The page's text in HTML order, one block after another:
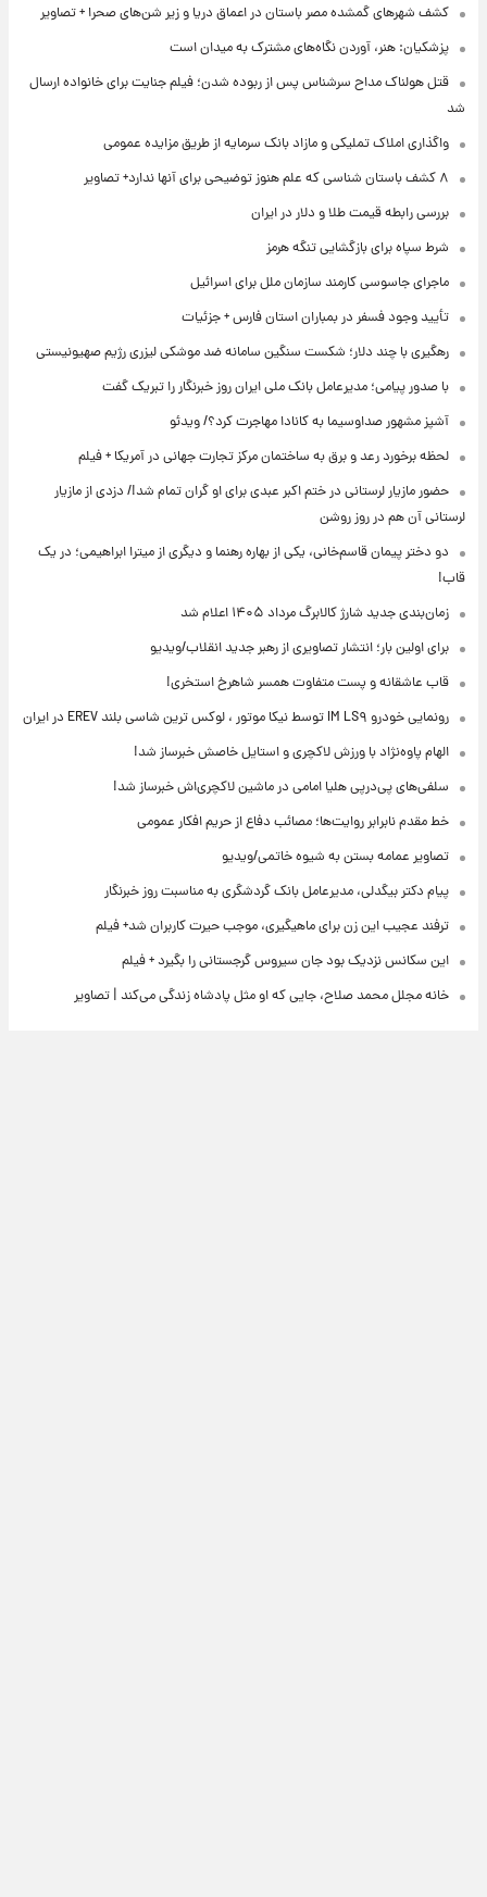
کشف شهرهای گمشده مصر باستان در اعماق دریا و زیر شن‌های صحرا + تصاویر
پزشکیان: هنر، آوردن نگاه‌های مشترک به میدان است
قتل هولناک مداح سرشناس پس از ربوده شدن؛ فیلم جنایت برای خانواده ارسال
شد
واگذاری املاک تملیکی و مازاد بانک سرمایه از طریق مزایده عمومی
۸ کشف باستان شناسی که علم هنوز توضیحی برای آنها ندارد+ تصاویر
بررسی رابطه قیمت طلا و دلار در ایران
شرط سپاه برای بازگشایی تنگه هرمز
ماجرای جاسوسی کارمند سازمان ملل برای اسرائیل
تأیید وجود فسفر در بمباران استان فارس + جزئیات
رهگیری با چند دلار؛ شکست سنگین سامانه ضد موشکی لیزری رژیم صهیونیستی
با صدور پیامی؛ مدیرعامل بانک ملی ایران روز خبرنگار را تبریک گفت
آشپز مشهور صداوسیما به کانادا مهاجرت کرد؟/ ویدئو
لحظه برخورد رعد و برق به ساختمان مرکز تجارت جهانی در آمریکا + فیلم
حضور مازیار لرستانی در ختم اکبر عبدی برای او گران تمام شد!/ دزدی از مازیار
لرستانی آن هم در روز روشن
دو دختر پیمان قاسم‌خانی، یکی از بهاره رهنما و دیگری از میترا ابراهیمی؛ در یک
قاب!
زمان‌بندی جدید شارژ کالابرگ مرداد ۱۴۰۵ اعلام شد
برای اولین بار؛ انتشار تصاویری از رهبر جدید انقلاب/ویدیو
قاب عاشقانه و پست متفاوت همسر شاهرخ استخری!
رونمایی خودرو IM LS۹ توسط نیکا موتور ، لوکس ترین شاسی بلند EREV در ایران
الهام پاوه‌نژاد با ورزش لاکچری و استایل خاصش خبرساز شد!
سلفی‌های پی‌درپی هلیا امامی در ماشین لاکچری‌اش خبرساز شد!
خط مقدم نابرابر روایت‌ها؛ مصائب دفاع از حریم افکار عمومی
تصاویر عمامه بستن به شیوه خاتمی/ویدیو
پیام دکتر بیگدلی، مدیرعامل بانک گردشگری به مناسبت روز خبرنگار
ترفند عجیب این زن برای ماهیگیری، موجب حیرت کاربران شد+ فیلم
این سکانس نزدیک بود جان سیروس گرجستانی را بگیرد + فیلم
خانه مجلل محمد صلاح، جایی که او مثل پادشاه زندگی می‌کند | تصاویر